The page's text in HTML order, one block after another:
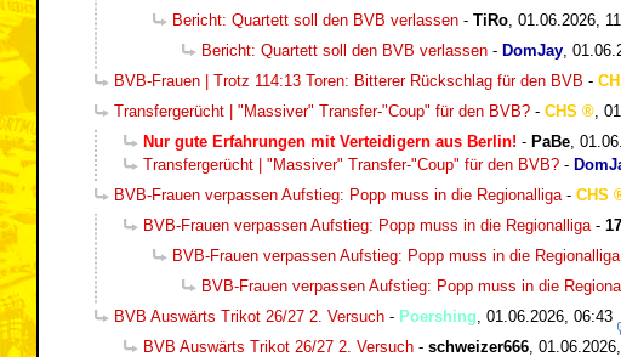
Bericht: Quartett soll den BVB verlassen - TiRo 01.06.2026,
Bericht: Quartett soll den BVB verlassen - DomJay
BVB-Frauen | Trotz 114:13 Toren: Bitterer Rückschlag für den BVB -
Transfergerücht | "Massiver" Transfer-"Coup" für den BVB? - CHS
Nur gute Erfahrungen mit Verteidigern aus Berlin! - PaBe
Transfergerücht | "Massiver" Transfer-"Coup" für den BVB? -
BVB-Frauen verpassen Aufstieg: Popp muss in die Regionalliga - CHS
BVB-Frauen verpassen Aufstieg: Popp muss in die Regionalliga - 17
BVB-Frauen verpassen Aufstieg: Popp muss in die Regionalliga
BVB-Frauen verpassen Aufstieg: Popp muss in die
BVB Auswärts Trikot 26/27 2. Versuch - Poershing 01.06.2026, 06:43
BVB Auswärts Trikot 26/27 2. Versuch - schweizer666